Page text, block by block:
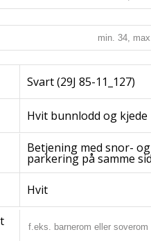
Svart (29J 85-11_127)
Hvit bunnlodd og kjede
Betjening med snor-
parkering på samme
Hvit